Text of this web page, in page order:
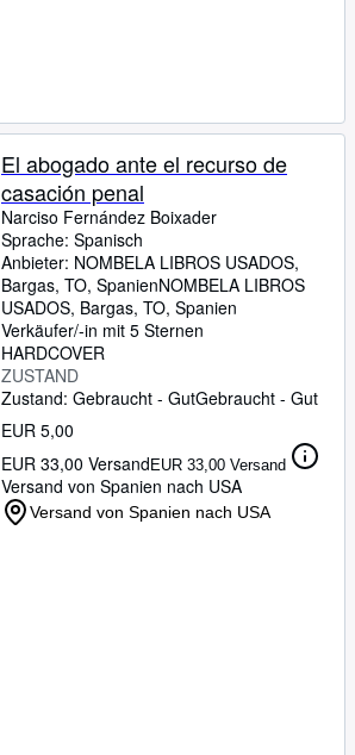
El abogado ante el recurso de
casación penal
Narciso Fernández Boixader
Sprache: Spanisch
Anbieter: NOMBELA LIBROS USADOS,
Bargas, TO, SpanienNOMBELA LIBROS
USADOS, Bargas, TO, Spanien
Verkäufer/-in mit 5 Sternen
HARDCOVER
ZUSTAND
Zustand: Gebraucht - GutGebraucht - Gut
EUR 5,00
EUR 33,00 VersandEUR 33,00 Versand
Versand von Spanien nach USA
Versand von Spanien nach USA